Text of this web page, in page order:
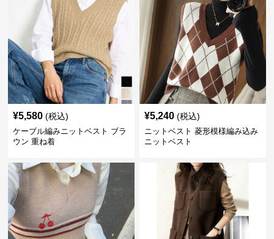
¥5,580 (税込)
ケーブル編みニットベスト ブラ
ウン 重ね着
¥5,240 (税込)
ニットベスト 菱形模様編み込み
ニットベスト